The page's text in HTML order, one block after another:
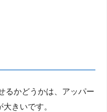
るかどうかは、アッパー
きいです。